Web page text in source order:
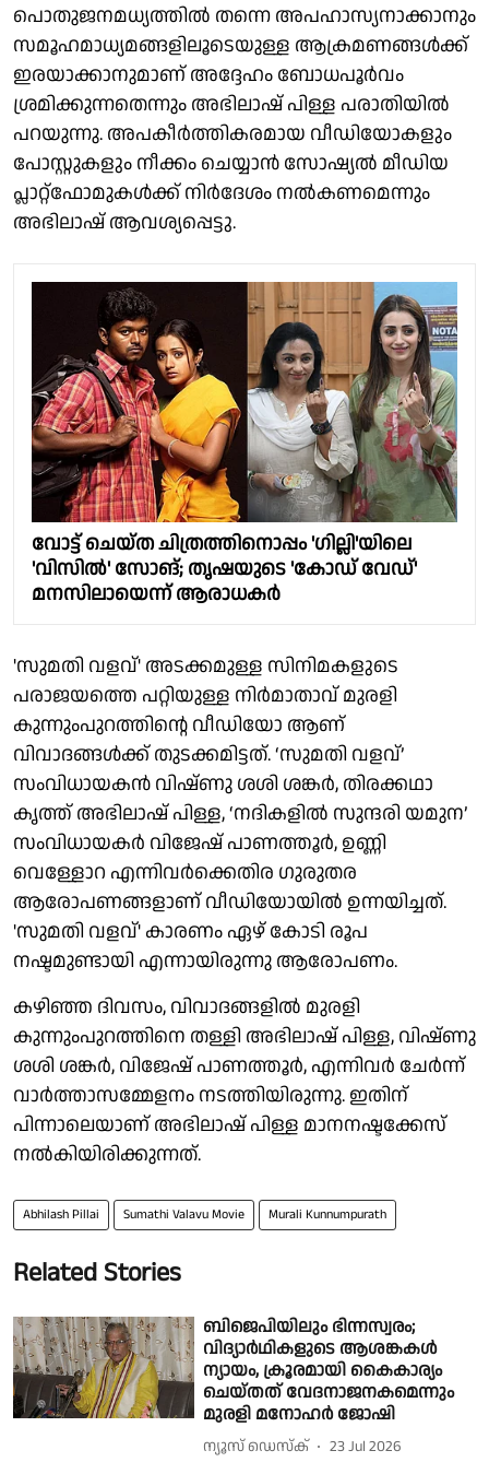
പൊതുജനമധ്യത്തിൽ തന്നെ അപഹാസ്യനാക്കാനും
സമൂഹമാധ്യമങ്ങളിലൂടെയുള്ള ആക്രമണങ്ങൾക്ക്
ഇരയാക്കാനുമാണ് അദ്ദേഹം ബോധപൂർവം
ശ്രമിക്കുന്നതെന്നും അഭിലാഷ് പിള്ള പരാതിയിൽ
പറയുന്നു. അപകീർത്തികരമായ വീഡിയോകളും
പോസ്റ്റുകളും നീക്കം ചെയ്യാൻ സോഷ്യൽ മീഡിയ
പ്ലാറ്റ്‌ഫോമുകൾക്ക് നിർദേശം നൽകണമെന്നും
അഭിലാഷ് ആവശ്യപ്പെട്ടു.
വോട്ട് ചെയ്ത ചിത്രത്തിനൊപ്പം 'ഗില്ലി'യിലെ
'വിസിൽ' സോങ്; തൃഷയുടെ 'കോഡ് വേഡ്'
മനസിലായെന്ന് ആരാധകർ
'സുമതി വളവ്' അടക്കമുള്ള സിനിമകളുടെ
പരാജയത്തെ പറ്റിയുള്ള നിര്‍മാതാവ് മുരളി
കുന്നുംപുറത്തിന്റെ വീഡിയോ ആണ്
വിവാദങ്ങൾക്ക് തുടക്കമിട്ടത്. ‘സുമതി വളവ്’
സംവിധായകൻ വിഷ്ണു ശശി ശങ്കർ, തിരക്കഥാ
കൃത്ത് അഭിലാഷ് പിള്ള, ‘നദികളിൽ സുന്ദരി യമുന’
സംവിധായകർ വിജേഷ് പാണത്തൂർ, ഉണ്ണി
വെള്ളോറ എന്നിവർക്കെതിര ഗുരുതര
ആരോപണങ്ങളാണ് വീഡിയോയിൽ ഉന്നയിച്ചത്.
'സുമതി വളവ്' കാരണം ഏഴ് കോടി രൂപ
നഷ്ടമുണ്ടായി എന്നായിരുന്നു ആരോപണം.
കഴിഞ്ഞ ദിവസം, വിവാദങ്ങളിൽ മുരളി
കുന്നുംപുറത്തിനെ തള്ളി അഭിലാഷ് പിള്ള, വിഷ്ണു
ശശി ശങ്കർ, വിജേഷ് പാണത്തൂർ, എന്നിവർ ചേർന്ന്
വാർത്താസമ്മേളനം നടത്തിയിരുന്നു. ഇതിന്
പിന്നാലെയാണ് അഭിലാഷ് പിള്ള മാനനഷ്ടക്കേസ്
നൽകിയിരിക്കുന്നത്.
Abhilash Pillai Sumathi Valavu Movie Murali Kunnumpurath
Related Stories
ബിജെപിയിലും ഭിന്നസ്വരം;
വിദ്യാർഥികളുടെ ആശങ്കകൾ
ന്യായം, ക്രൂരമായി കൈകാര്യം
ചെയ്തത് വേദനാജനകമെന്നും
മുരളി മനോഹർ ജോഷി
ന്യൂസ് ഡെസ്ക് 23 Jul 2026